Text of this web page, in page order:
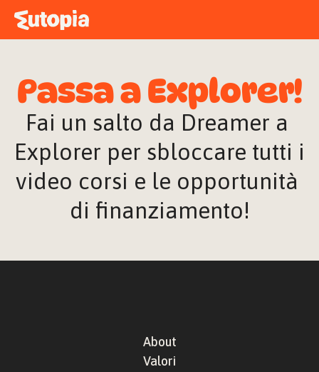
STORIE
FREE TALK
ACCEDI
Passa a Explorer!
Fai un salto da Dreamer a
Explorer per sbloccare tutti i
video corsi e le opportunità
di finanziamento!
About
Valori